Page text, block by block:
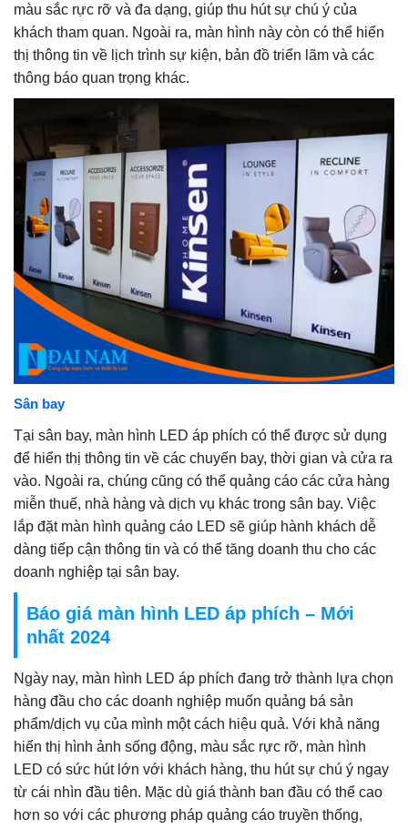
màu sắc rực rỡ và đa dạng, giúp thu hút sự chú ý của
khách tham quan. Ngoài ra, màn hình này còn có thể hiển
thị thông tin về lịch trình sự kiện, bản đồ triển lãm và các
thông báo quan trọng khác.
Sân bay
Tại sân bay, màn hình LED áp phích có thể được sử dụng
để hiển thị thông tin về các chuyến bay, thời gian và cửa ra
vào. Ngoài ra, chúng cũng có thể quảng cáo các cửa hàng
miễn thuế, nhà hàng và dịch vụ khác trong sân bay. Việc
lắp đặt màn hình quảng cáo LED sẽ giúp hành khách dễ
dàng tiếp cận thông tin và có thể tăng doanh thu cho các
doanh nghiệp tại sân bay.
Báo giá màn hình LED áp phích – Mới
nhất 2024
Ngày nay, màn hình LED áp phích đang trở thành lựa chọn
hàng đầu cho các doanh nghiệp muốn quảng bá sản
phẩm/dịch vụ của mình một cách hiệu quả. Với khả năng
hiển thị hình ảnh sống động, màu sắc rực rỡ, màn hình
LED có sức hút lớn với khách hàng, thu hút sự chú ý ngay
từ cái nhìn đầu tiên. Mặc dù giá thành ban đầu có thể cao
hơn so với các phương pháp quảng cáo truyền thống,